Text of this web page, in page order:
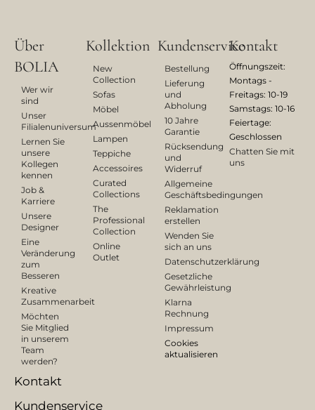
Über
BOLIA
Wer wir
sind
Unser
Filialenuniversum
Lernen Sie
unsere
Kollegen
kennen
Job &
Karriere
Unsere
Designer
Eine
Veränderung
zum
Besseren
Kreative
Zusammenarbeit
Möchten
Sie Mitglied
in unserem
Team
werden?
Kollektion
New
Collection
Sofas
Möbel
Aussenmöbel
Lampen
Teppiche
Accessoires
Curated
Collections
The
Professional
Collection
Online
Outlet
Kundenservice
Bestellung
Lieferung
und
Abholung
10 Jahre
Garantie
Rücksendung
und
Widerruf
Allgemeine
Geschäftsbedingungen
Reklamation
erstellen
Wenden Sie
sich an uns
Datenschutzerklärung
Gesetzliche
Gewährleistung
Klarna
Rechnung
Impressum
Cookies
aktualisieren
Kontakt
Öffnungszeit:
Montags -
Freitags: 10-19
Samstags: 10-16
Feiertage:
Geschlossen
Chatten Sie mit
uns
Kontakt
Kundenservice